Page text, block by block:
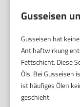
Gusseisen
Gusseisen hat
Antihaftwirkung
Fettschicht. Diese
Öls. Bei Gusseisen
ist häufiges Ölen
geschieht.